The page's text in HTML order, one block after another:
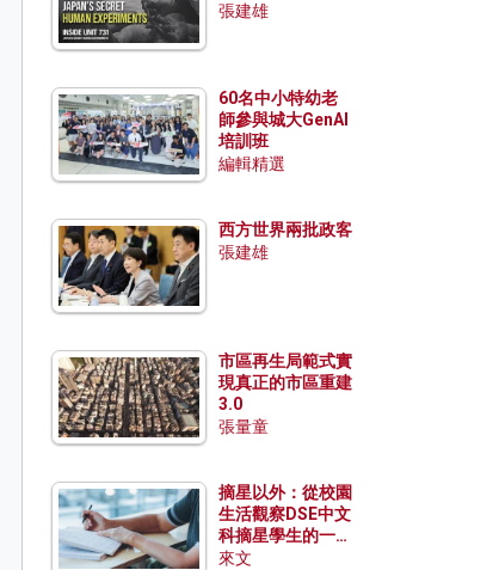
張建雄
60名中小特幼老
師參與城大GenAI
培訓班
編輯精選
西方世界兩批政客
張建雄
市區再生局範式實
現真正的市區重建
3.0
張量童
摘星以外：從校園
生活觀察DSE中文
科摘星學生的一點
特質
來文